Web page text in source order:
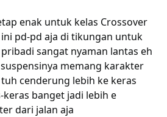
enak untuk kelas Crossover
pd-pd aja di tikungan untuk
sangat nyaman lantas eh
memang karakter
cenderung lebih ke keras
banget jadi lebih e
dari jalan aja